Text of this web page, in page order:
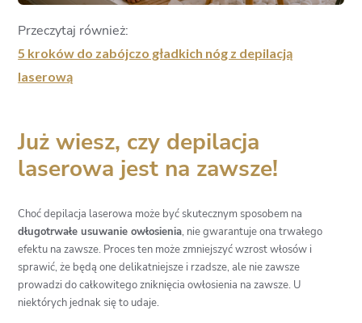
Przeczytaj również:
5 kroków do zabójczo gładkich nóg z depilacją
laserową
Już wiesz, czy depilacja
laserowa jest na zawsze!
Choć depilacja laserowa może być skutecznym sposobem na
długotrwałe usuwanie owłosienia, nie gwarantuje ona trwałego
efektu na zawsze. Proces ten może zmniejszyć wzrost włosów i
sprawić, że będą one delikatniejsze i rzadsze, ale nie zawsze
prowadzi do całkowitego zniknięcia owłosienia na zawsze. U
niektórych jednak się to udaje.